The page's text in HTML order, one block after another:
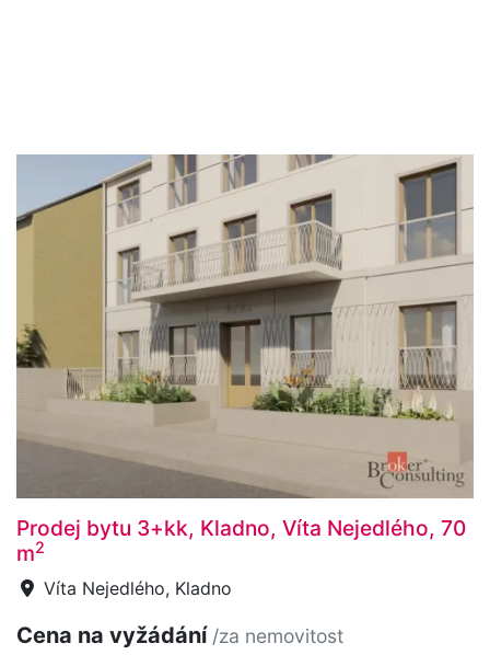
Prodej bytu 3+kk, Kladno, Víta Nejedlého, 70
m2
Víta Nejedlého, Kladno
Cena na vyžádání /za nemovitost